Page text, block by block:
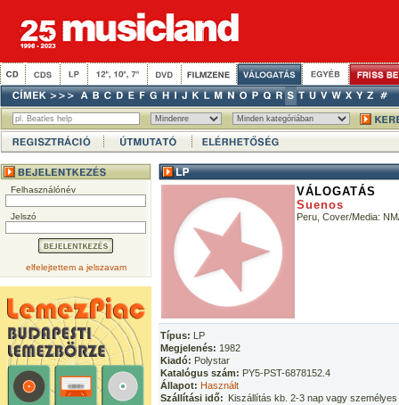
Felhasználónév
Jelszó
elfelejtettem a jelszavam
VÁLOGATÁS
Suenos
Peru, Cover/Media:
Típus: LP
Megjelenés: 1982
Kiadó: Polystar
Katalógus szám: PY5-PST-6878152.4
Állapot: Használt
Szállítási idő: Kiszállítás kb. 2-3 nap vagy